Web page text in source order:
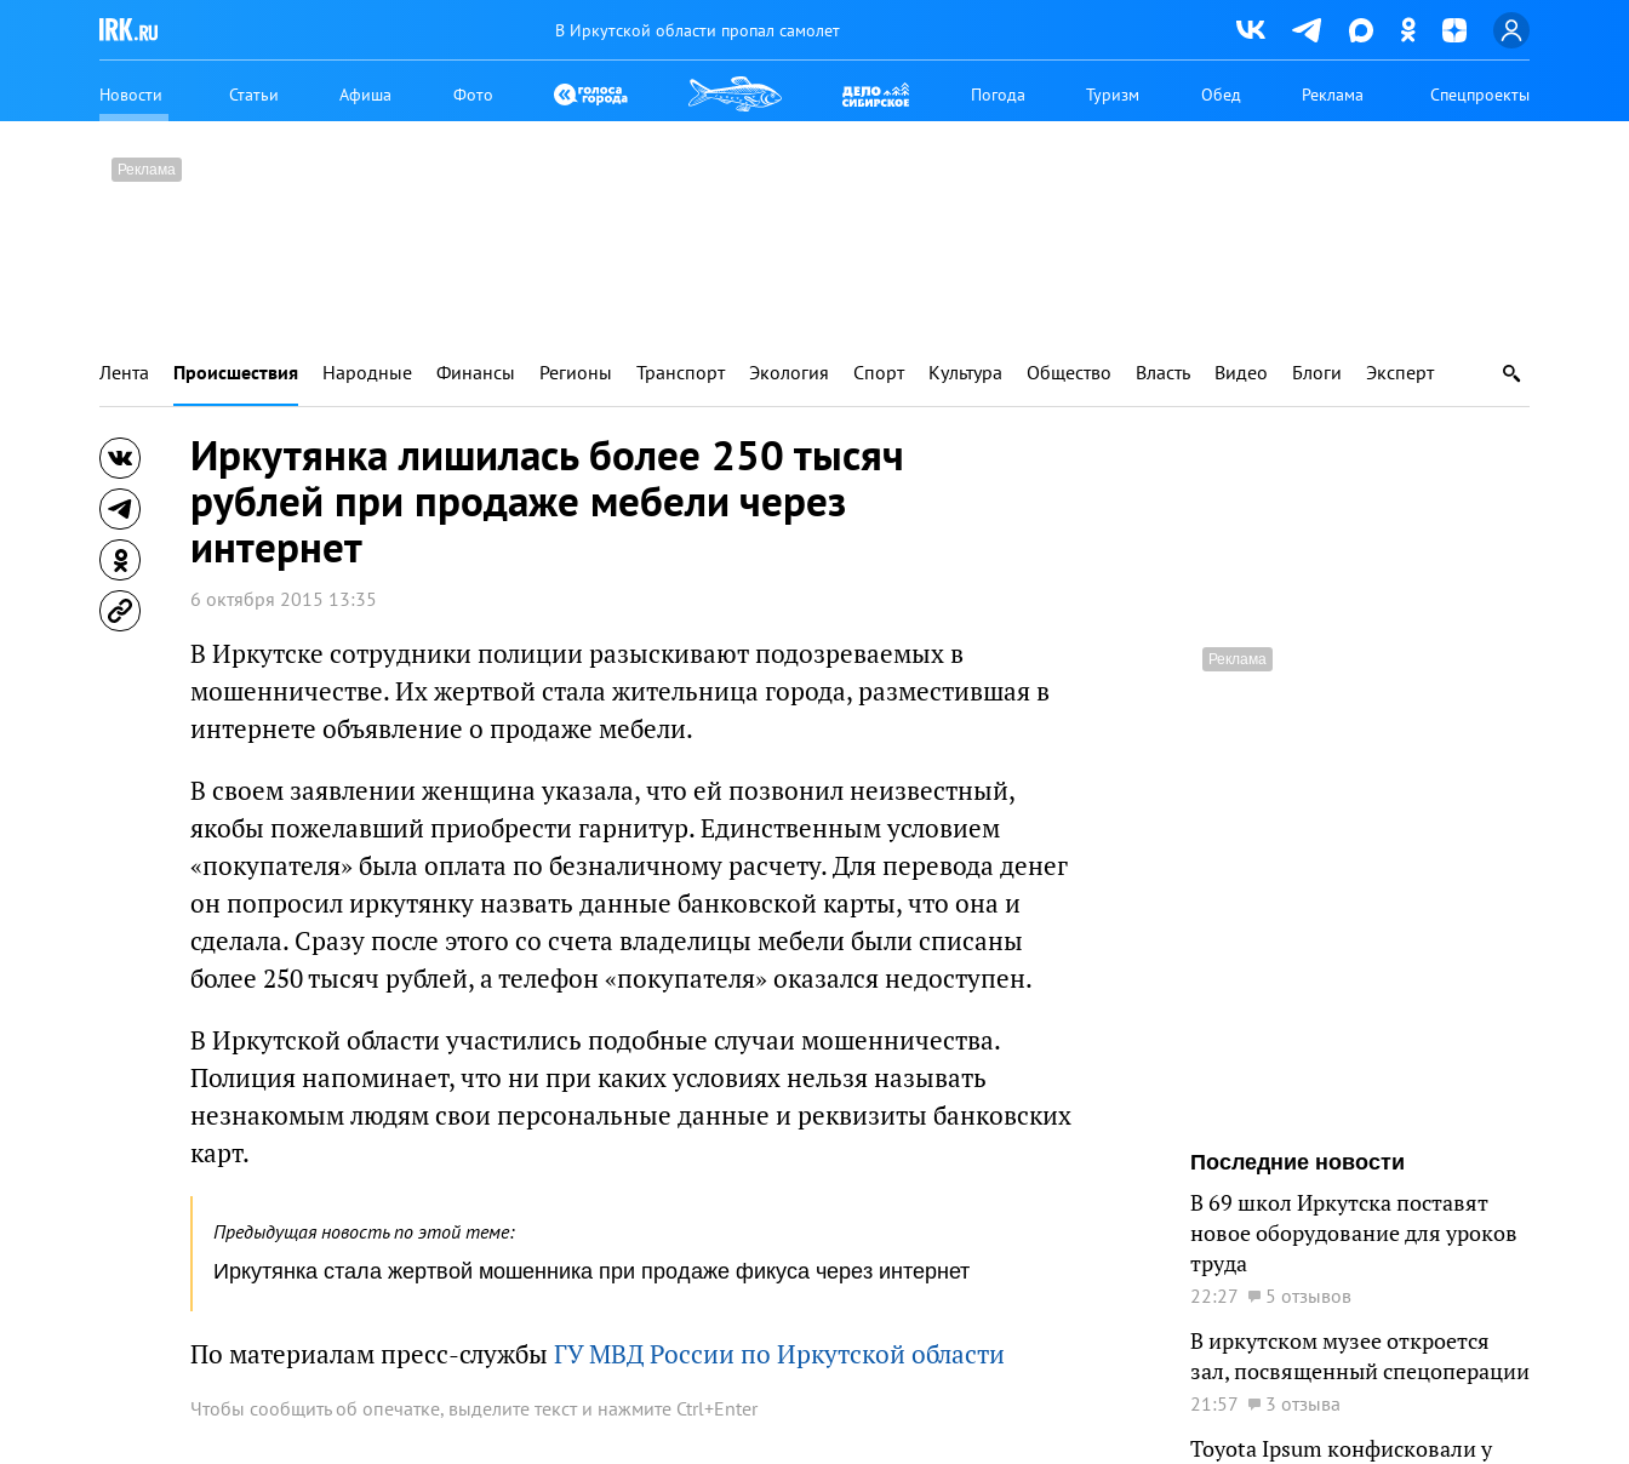
В Иркутской области пропал самолет
Новости Статьи Афиша Фото Погода Туризм Обед Реклама Спецпроекты
Лента Происшествия Народные Финансы Регионы Транспорт Экология Спорт Культура Общество Власть Видео Блоги Эксперт
Иркутянка лишилась более 250 тысяч
рублей при продаже мебели через
интернет
6 октября 2015 13:35
В Иркутске сотрудники полиции разыскивают подозреваемых в
мошенничестве. Их жертвой стала жительница города, разместившая в
интернете объявление о продаже мебели.
В своем заявлении женщина указала, что ей позвонил неизвестный,
якобы пожелавший приобрести гарнитур. Единственным условием
«покупателя» была оплата по безналичному расчету. Для перевода денег
он попросил иркутянку назвать данные банковской карты, что она и
сделала. Сразу после этого со счета владелицы мебели были списаны
более 250 тысяч рублей, а телефон «покупателя» оказался недоступен.
В Иркутской области участились подобные случаи мошенничества.
Полиция напоминает, что ни при каких условиях нельзя называть
незнакомым людям свои персональные данные и реквизиты банковских
карт.
Предыдущая новость по этой теме:
Иркутянка стала жертвой мошенника при продаже фикуса через интернет
По материалам пресс-службы ГУ МВД России по Иркутской области
Чтобы сообщить об опечатке, выделите текст и нажмите Ctrl+Enter
Последние новости
В 69 школ Иркутска поставят
новое оборудование для уроков
труда
22:27 5 отзывов
В иркутском музее откроется
зал, посвященный спецоперации
21:57 3 отзыва
Toyota Ipsum конфисковали у